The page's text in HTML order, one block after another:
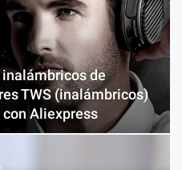
de
TWS (inalámbricos)
Aliexpress